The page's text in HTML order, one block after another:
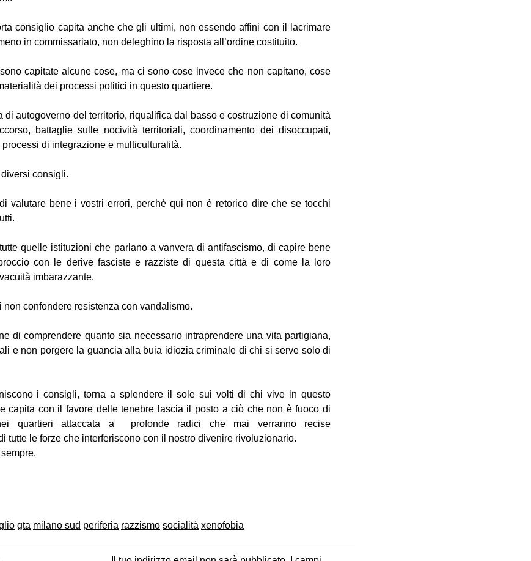
consiglio capita anche che gli ultimi, non essendo affini con il lacrimare
in commissariato, non deleghino la risposta all’ordine costituito.
capitate alcune cose, ma ci sono cose invece che non capitano, cose
dei processi politici in questo quartiere.
di autogoverno del territorio, riqualifica dal basso e costruzione di comunità
battaglie sulle nocività territoriali, coordinamento dei disoccupati,
di integrazione e multiculturalità.
consigli.
valutare bene i vostri errori, perché qui non è retorico dire che se tocchi
quelle istituzioni che parlano a vanvera di antifascismo, di capire bene
con le derive fasciste e razziste di questa città e di come la loro
imbarazzante.
confondere resistenza con vandalismo.
di comprendere quanto sia necessario intraprendere una vita partigiana,
e non porgere la guancia alla buia idiozia criminale di chi si serve solo di
i consigli, torna a splendere il sole sui volti di chi vive in questo
capita con il favore delle tenebre lascia il posto a ciò che non è fuoco di
quartieri attaccata a profonde radici che mai verranno recise
tutte le forze che interferiscono con il nostro divenire rivoluzionario.
gta milano sud periferia razzismo socialità xenofobia